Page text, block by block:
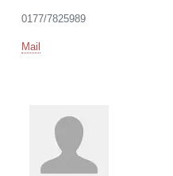
0177/7825989
Mail